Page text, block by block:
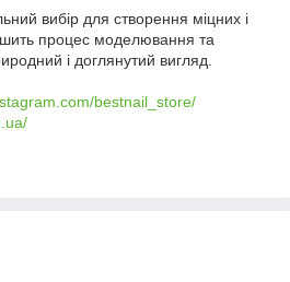
вибір для створення міцних і
процес моделювання та
і доглянутий вигляд.
bestnail_store/